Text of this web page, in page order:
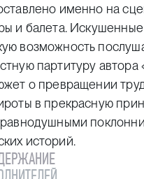
именно на
и балета.
возможность
партитуру автора
о превращении
в прекрасную
историй.